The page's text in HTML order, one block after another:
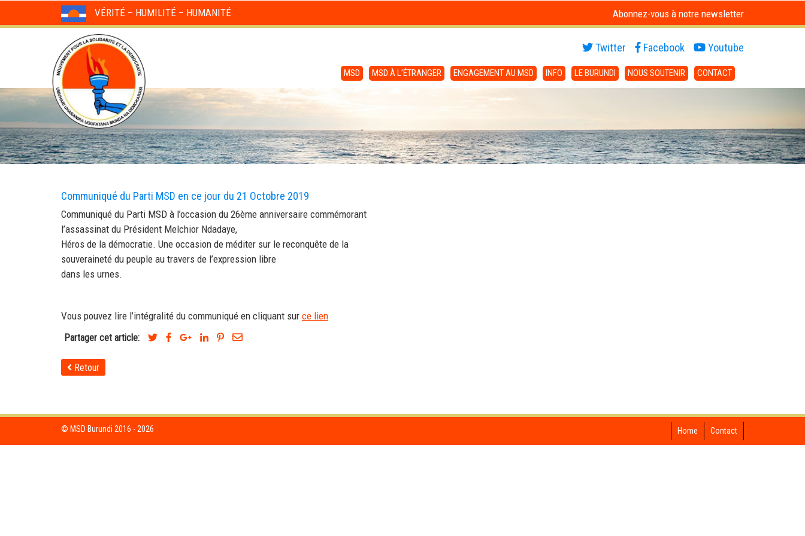
VÉRITÉ – HUMILITÉ – HUMANITÉ Abonnez-vous à notre newsletter
Twitter Facebook Youtube
MSD MSD À L’ÉTRANGER ENGAGEMENT AU MSD INFO LE BURUNDI NOUS SOUTENIR CONTACT
Communiqué du Parti MSD en ce jour du 21 Octobre 2019
Communiqué du Parti MSD à l’occasion du 26ème anniversaire commémorant
l’assassinat du Président Melchior Ndadaye,
Héros de la démocratie. Une occasion de méditer sur le reconquête de la
souveraineté du peuple au travers de l’expression libre
dans les urnes.
Vous pouvez lire l’intégralité du communiqué en cliquant sur ce lien
Partager cet article:
Retour
Home Contact
© MSD Burundi 2016 - 2026